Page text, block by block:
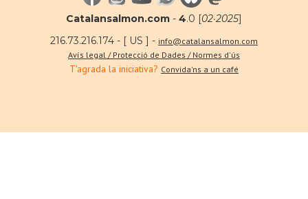
Catalansalmon.com - 4.0 [02·2025]
216.73.216.174 - [ US ] - info@catalansalmon.com
Avís legal / Protecció de Dades / Normes d'ús
T'agrada la iniciativa? Convida'ns a un café